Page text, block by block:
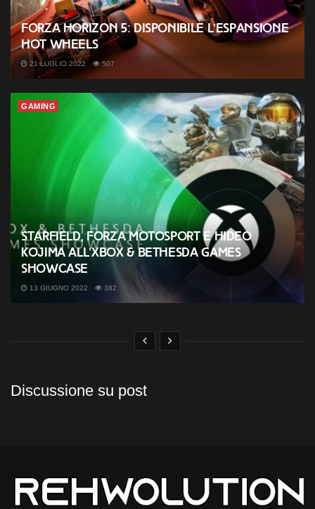
Forza Horizon 5: disponibile l’espansione
Hot Wheels
21 LUGLIO 2022 507
GAMING
Starfield, Forza Motosport e Hideo
Kojima all’Xbox & Bethesda Games
Showcase
13 GIUGNO 2022 382
Discussione su post